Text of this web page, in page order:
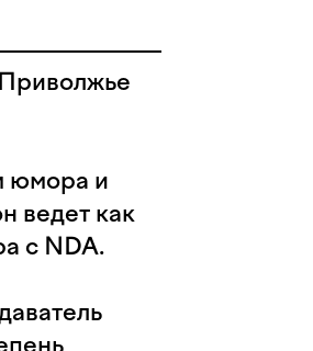
юмора и
ведет как
с NDA.